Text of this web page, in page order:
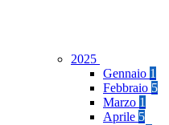
2025
Gennaio 1
Febbraio 5
Marzo 1
Aprile 5